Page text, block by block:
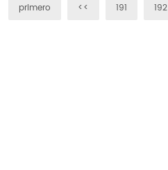
primero << 191 192